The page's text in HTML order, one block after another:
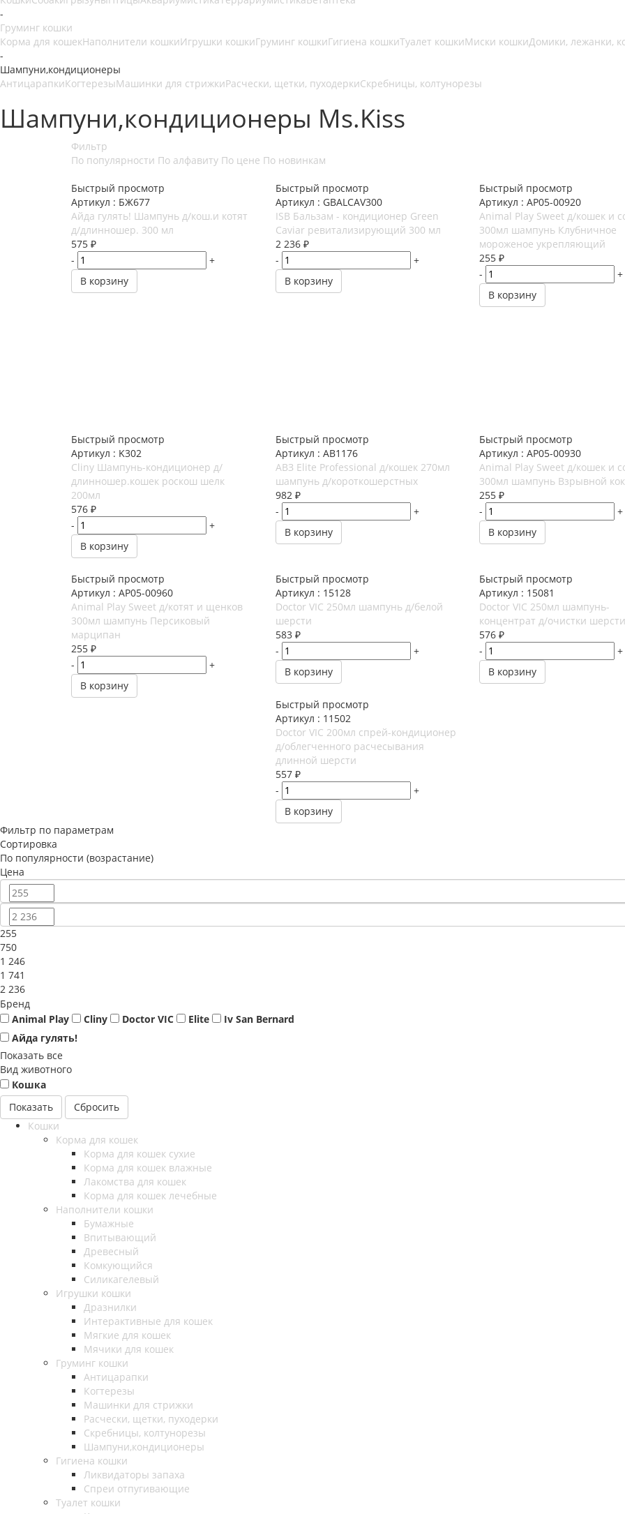
-
Груминг кошки
Корма для кошекНаполнители кошкиИгрушки кошкиГруминг кошкиГигиена кошкиТуалет кошкиМиски кошкиДомики, лежанки,
-
Шампуни,кондиционеры
АнтицарапкиКогтерезыМашинки для стрижкиРасчески, щетки, пуходеркиСкребницы, колтунорезы
Шампуни,кондиционеры Ms.Kiss
Фильтр
По популярности По алфавиту По цене По новинкам
Быстрый просмотр
Артикул : БЖ677
Айда гулять! Шампунь д/кош.и котят
д/длинношер. 300 мл
575 ₽
-
+
В корзину
Быстрый просмотр
Артикул : GBALCAV300
ISB Бальзам - кондиционер Green
Caviar ревитализирующий 300 мл
2 236₽
-
+
В корзину
Быстрый просмотр
Артикул : AP05-00920
Animal Play Sweet д/кошек и
300мл шампунь Клубничное
мороженое укрепляющий
255 ₽
-
+
В корзину
Быстрый просмотр
Артикул : K302
Cliny Шампунь-кондиционер д/
длинношер.кошек роскош шелк
200мл
576 ₽
-
+
В корзину
Быстрый просмотр
Артикул : АВ1176
АВЗ Elite Professional д/кошек 270мл
шампунь д/короткошерстных
982₽
-
+
В корзину
Быстрый просмотр
Артикул : AP05-00930
Animal Play Sweet д/кошек и
300мл шампунь Взрывной
255 ₽
-
+
В корзину
Быстрый просмотр
Артикул : AP05-00960
Animal Play Sweet д/котят и щенков
300мл шампунь Персиковый
марципан
255 ₽
-
+
В корзину
Быстрый просмотр
Артикул : 15128
Doctor VIC 250мл шампунь д/белой
шерсти
583₽
-
+
В корзину
Быстрый просмотр
Артикул : 15081
Doctor VIC 250мл шампунь-
концентрат д/очистки шерсти
576 ₽
-
+
В корзину
Быстрый просмотр
Артикул : 11502
Doctor VIC 200мл спрей-кондиционер
д/облегченного расчесывания
длинной шерсти
557₽
-
+
В корзину
Фильтр по параметрам
Сортировка
По популярности (возрастание)
Цена
255
750
1 246
1 741
2 236
Бренд
Animal Play
Cliny Doctor VIC Elite
Iv San Bernard
Айда гулять!
Показать все
Вид животного
Кошка
Сбросить
Кошки
Корма для кошек
Корма для кошек сухие
Корма для кошек влажные
Лакомства для кошек
Корма для кошек лечебные
Наполнители кошки
Бумажные
Впитывающий
Древесный
Комкующийся
Силикагелевый
Игрушки кошки
Дразнилки
Интерактивные для кошек
Мягкие для кошек
Мячики для кошек
Груминг кошки
Антицарапки
Когтерезы
Машинки для стрижки
Расчески, щетки, пуходерки
Скребницы, колтунорезы
Шампуни,кондиционеры
Гигиена кошки
Ликвидаторы запаха
Спреи отпугивающие
Туалет кошки